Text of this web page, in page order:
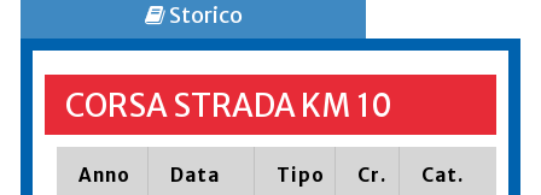
Storico
CORSA STRADA KM 10
Anno Data Tipo Cr. Cat.